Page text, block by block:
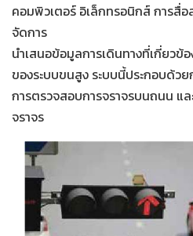
คอมพิวเตอร์ อิเล็กทรอนิกส์ การสื่อ
จัดการ
นำเสนอข้อมูลการเดินทางที่เกี่ยวข้
ของระบบขนสูง ระบบนี้ประกอบด้ว
การตรวจสอบการจราจรบนถนน
จราจร